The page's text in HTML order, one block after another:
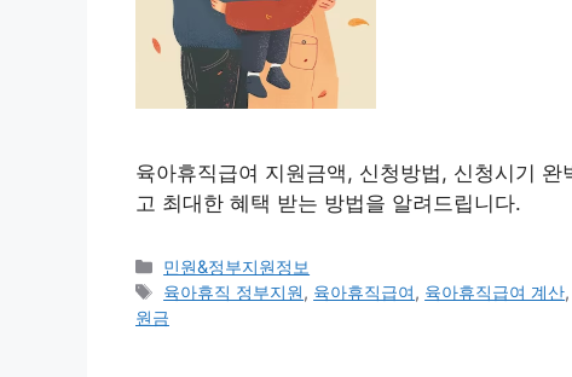
육아휴직급여 지원금액, 신청방법, 신청시기
고 최대한 혜택 받는 방법을 알려드립니다.
카
테
고
민원&정부지원정보
태
그
육아휴직 정부지원, 육아휴직급여, 육아휴직급여 계산,
원금